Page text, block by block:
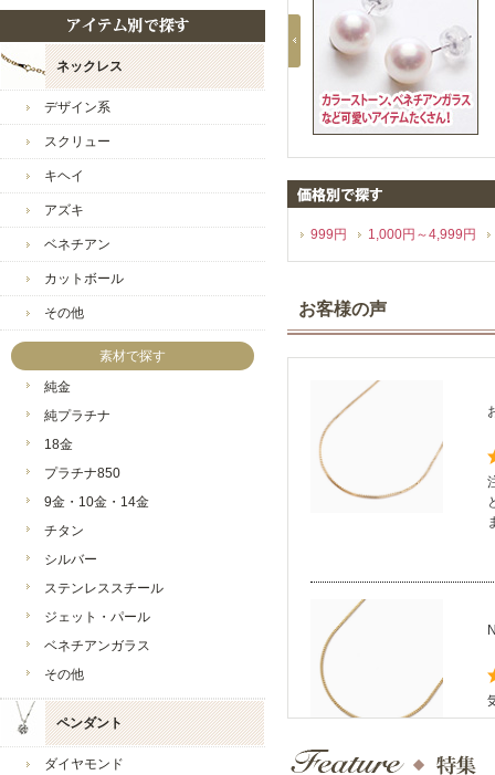
2026/4/30
・本
中です
2026/4/15
・☆春
さい♪
2026/2/2
☆【数
2026/1/7
得な
2026/1/7
・明
いい
2025/12/23
・今
なら
2025/12/10
・ク
2025/11/26
・本
2025/11/19
・本
見逃
2025/11/5
・本
999円 1,000円～4,999円
お客様の声
ネックレス
デザイン系
スクリュー
キヘイ
アズキ
ベネチアン
カットボール
その他
素材で探す
純金
純プラチナ
18金
プラチナ850
9金・10金・14金
チタン
シルバー
ステンレススチール
ジェット・パール
ベネチアンガラス
その他
ペンダント
ダイヤモンド